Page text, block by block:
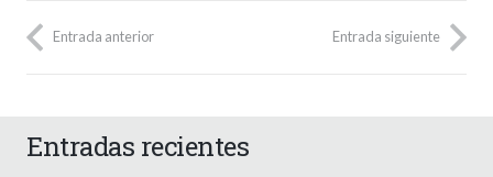
Entrada anterior Entrada siguiente
Entradas recientes